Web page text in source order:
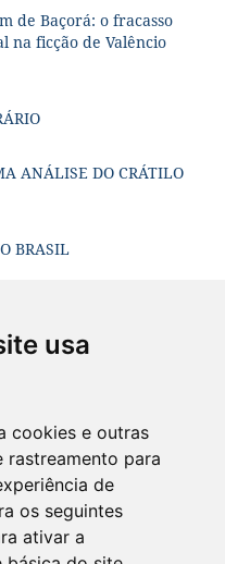
usa
cookies e outras
rastreamento para
de
os seguintes
ativar a
de Baçorá: o fracasso
na ficção de Valêncio
ANÁLISE DO CRÁTILO
BRASIL
(versão impressa) e
uma Licença
.